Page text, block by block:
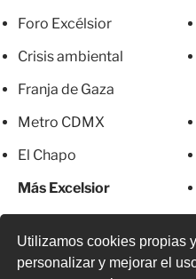
Utilizamos cookies propias
personalizar y mejorar el
Foro Excélsior
Crisis ambiental
Franja de Gaza
Metro CDMX
El Chapo
Más Excelsior